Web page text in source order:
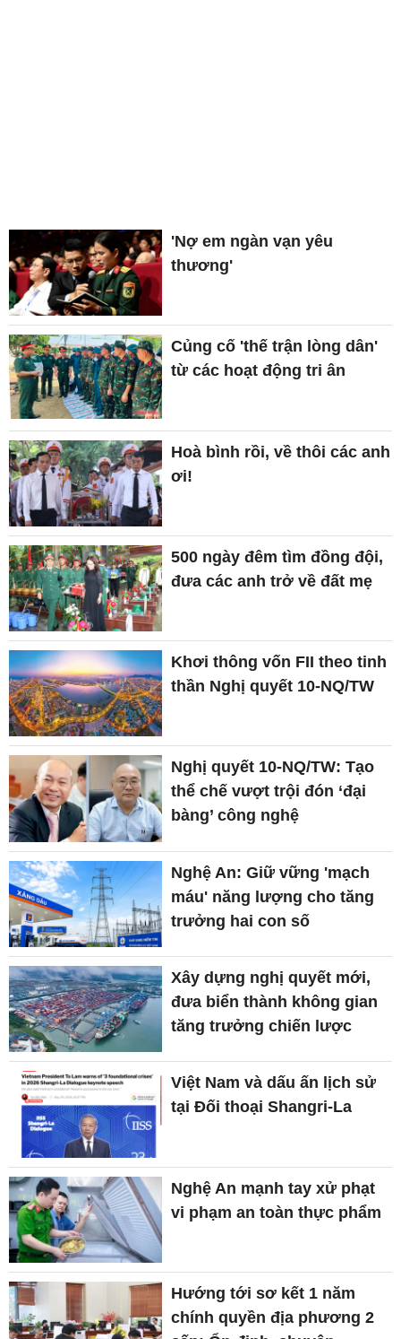
'Nợ em ngàn vạn yêu
thương'
Củng cố 'thế trận lòng dân'
từ các hoạt động tri ân
Hoà bình rồi, về thôi các anh
ơi!
500 ngày đêm tìm đồng đội,
đưa các anh trở về đất mẹ
Khơi thông vốn FII theo tinh
thần Nghị quyết 10-NQ/TW
Nghị quyết 10-NQ/TW: Tạo
thể chế vượt trội đón ‘đại
bàng’ công nghệ
Nghệ An: Giữ vững 'mạch
máu' năng lượng cho tăng
trưởng hai con số
Xây dựng nghị quyết mới,
đưa biển thành không gian
tăng trưởng chiến lược
Việt Nam và dấu ấn lịch sử
tại Đối thoại Shangri-La
Nghệ An mạnh tay xử phạt
vi phạm an toàn thực phẩm
Hướng tới sơ kết 1 năm
chính quyền địa phương 2